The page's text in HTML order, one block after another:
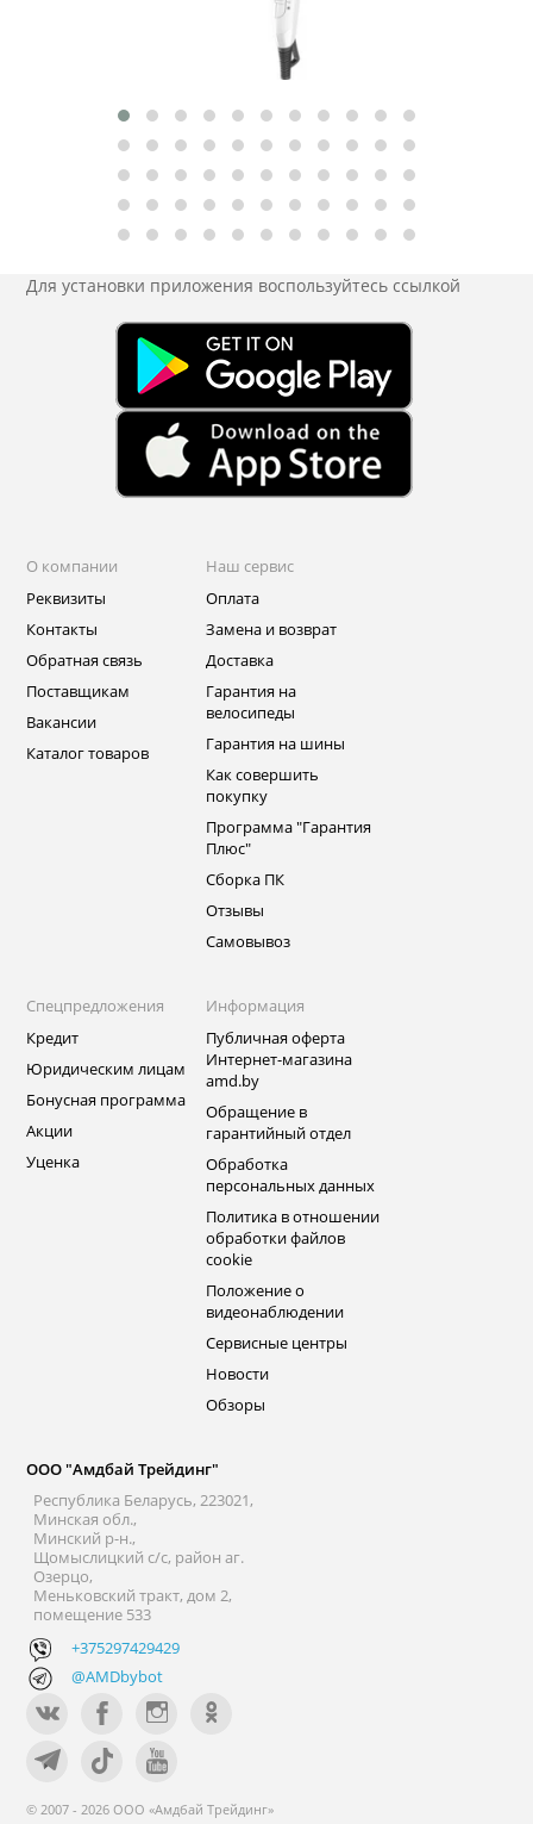
Для установки приложения воспользуйтесь ссылкой
О компании
Реквизиты
Контакты
Обратная связь
Поставщикам
Вакансии
Каталог товаров
Наш сервис
Оплата
Замена и возврат
Доставка
Гарантия на
велосипеды
Гарантия на шины
Как совершить
покупку
Программа "Гарантия
Плюс"
Сборка ПК
Отзывы
Самовывоз
Спецпредложения
Кредит
Юридическим лицам
Бонусная программа
Акции
Уценка
Информация
Публичная оферта
Интернет-магазина
amd.by
Обращение в
гарантийный отдел
Обработка
персональных данных
Политика в отношении
обработки файлов
cookie
Положение о
видеонаблюдении
Сервисные центры
Новости
Обзоры
ООО "Амдбай Трейдинг"
Республика Беларусь, 223021,
Минская обл.,
Минский р-н.,
Щомыслицкий с/с, район аг.
Озерцо,
Меньковский тракт, дом 2,
помещение 533
+375297429429
@AMDbybot
© 2007 - 2026 ООО «Амдбай Трейдинг»